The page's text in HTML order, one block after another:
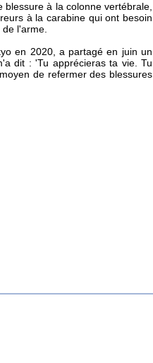
à la colonne vertébrale,
à la carabine qui ont besoin
l'arme.
en 2020, a partagé en juin un
dit : 'Tu apprécieras ta vie.Tu
de refermer des blessures